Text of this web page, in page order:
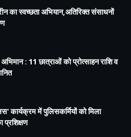
का स्वच्छता अभियान,अतिरिक्त संसाधनों
: 11 छात्राओं को प्रोत्साहन राशि व
कार्यक्रम में पुलिसकर्मियों को मिला
प्रशिक्षण